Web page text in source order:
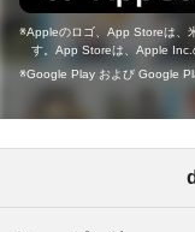
Appleのロゴ、App Storeは、
す。App Storeは、Apple Inc.
Google Play および Google